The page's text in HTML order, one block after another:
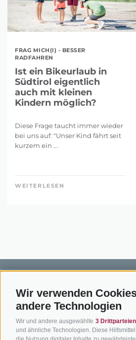
Wir verwenden
andere Technologien
Wir und andere ausgewählte 3 Drittparteien
und ähnliche Technologien. Diese
FRAG MICH(I) - BESSER
RADFAHREN
Ist ein Bikeurlaub in
Südtirol eigentlich
auch mit kleinen
Kindern möglich?
Diese Frage taucht immer wieder
bei uns auf: "Unser Kind fährt seit
kurzem ein ...
WEITERLESEN
BIKEHOTELS
SÜDTIROL
BIKEN IN